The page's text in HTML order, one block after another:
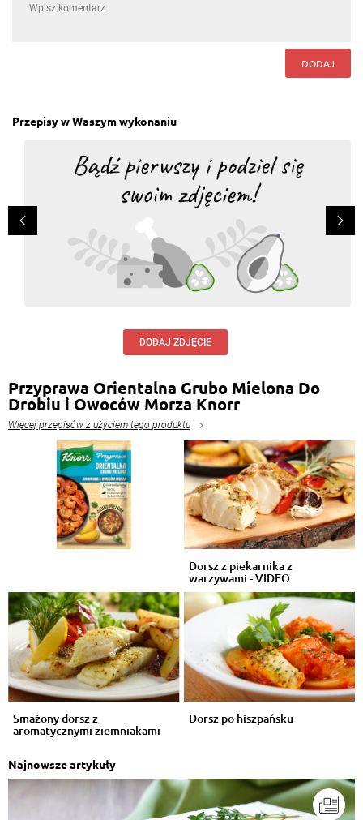
DODAJ
Przepisy w Waszym wykonaniu
DODAJ ZDJĘCIE
Przyprawa Orientalna Grubo Mielona Do
Drobiu i Owoców Morza Knorr
Więcej przepisów z użyciem tego produktu
Dorsz z piekarnika z
warzywami - VIDEO
Smażony dorsz z
aromatycznymi ziemniakami
Dorsz po hiszpańsku
Najnowsze artykuły